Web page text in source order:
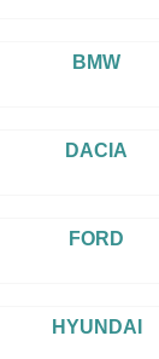
BMW
DACIA
FORD
HYUNDAI